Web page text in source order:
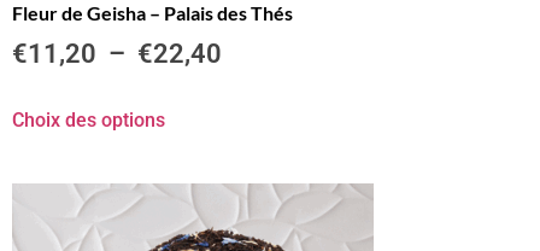
Fleur de Geisha – Palais des Thés
€11,20 – €22,40
Choix des options